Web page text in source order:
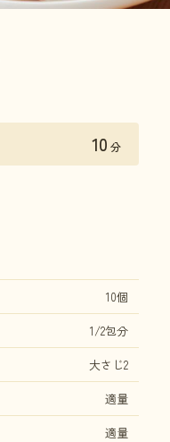
10 分
10個
1/2包分
大さじ2
適量
適量